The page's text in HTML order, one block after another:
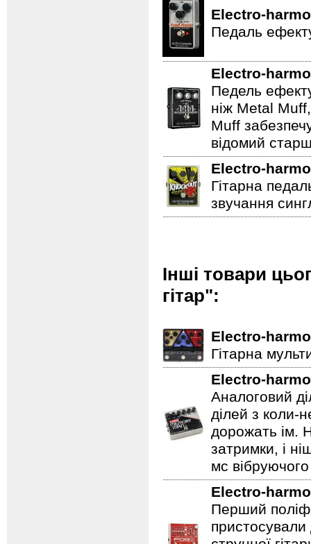
Electro-
Педаль
Electro-
Педель
ніж Metal
Muff
відомий
Electro-
Гітарна
звучання
Інші товари
гітар":
Electro-
Гітарна
Electro-
Аналоговий
ділей з коли-
дорожать ім.
затримки, і
мс
Electro-
Перший
пристосували